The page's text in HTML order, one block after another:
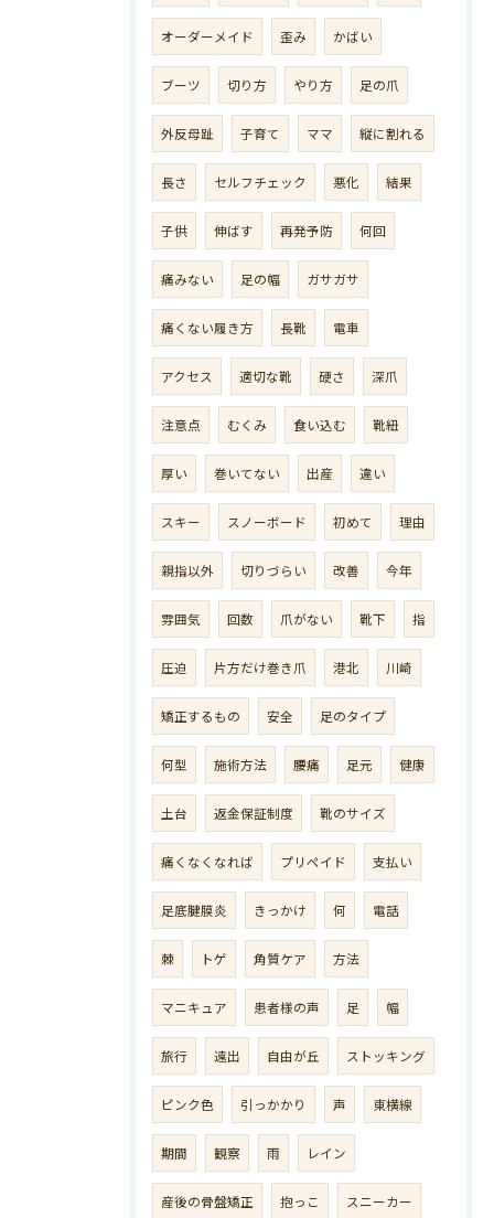
オーダーメイド 歪み かばい
ブーツ 切り方 やり方 足の爪
外反母趾 子育て ママ 縦に割れる
長さ セルフチェック 悪化 結果
子供 伸ばす 再発予防 何回
痛みない 足の幅 ガサガサ
痛くない履き方 長靴 電車
アクセス 適切な靴 硬さ 深爪
注意点 むくみ 食い込む 靴紐
厚い 巻いてない 出産 違い
スキー スノーボード 初めて 理由
親指以外 切りづらい 改善 今年
雰囲気 回数 爪がない 靴下 指
圧迫 片方だけ巻き爪 港北 川崎
矯正するもの 安全 足のタイプ
何型 施術方法 腰痛 足元 健康
土台 返金保証制度 靴のサイズ
痛くなくなれば プリペイド 支払い
足底腱膜炎 きっかけ 何 電話
棘 トゲ 角質ケア 方法
マニキュア 患者様の声 足 幅
旅行 遠出 自由が丘 ストッキング
ピンク色 引っかかり 声 東横線
期間 観察 雨 レイン
産後の骨盤矯正 抱っこ スニーカー